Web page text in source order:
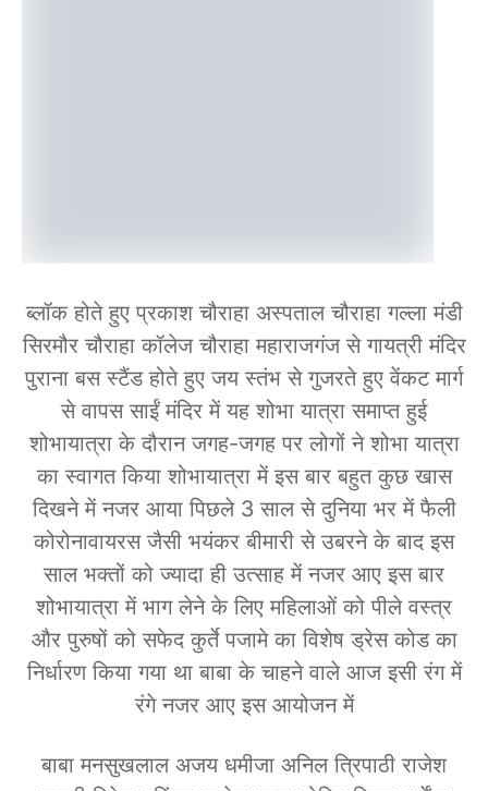
ब्लॉक होते हुए प्रकाश चौराहा अस्पताल चौराहा गल्ला मंडी
सिरमौर चौराहा कॉलेज चौराहा महाराजगंज से गायत्री मंदिर
पुराना बस स्टैंड होते हुए जय स्तंभ से गुजरते हुए वेंकट मार्ग
से वापस साईं मंदिर में यह शोभा यात्रा समाप्त हुई
शोभायात्रा के दौरान जगह-जगह पर लोगों ने शोभा यात्रा
का स्वागत किया शोभायात्रा में इस बार बहुत कुछ खास
दिखने में नजर आया पिछले 3 साल से दुनिया भर में फैली
कोरोनावायरस जैसी भयंकर बीमारी से उबरने के बाद इस
साल भक्तों को ज्यादा ही उत्साह में नजर आए इस बार
शोभायात्रा में भाग लेने के लिए महिलाओं को पीले वस्त्र
और पुरुषों को सफेद कुर्ते पजामे का विशेष ड्रेस कोड का
निर्धारण किया गया था बाबा के चाहने वाले आज इसी रंग में
रंगे नजर आए इस आयोजन में
बाबा मनसुखलाल अजय धमीजा अनिल त्रिपाठी राजेश